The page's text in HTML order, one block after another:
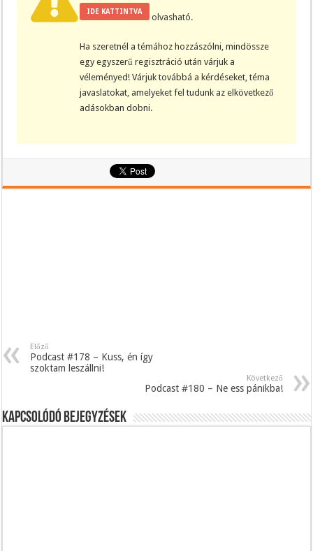
IDE KATTINTVA
olvasható.
Ha szeretnél a témához hozzászólni, mindössze
egy egyszerű regisztráció után várjuk a
véleményed! Várjuk továbbá a kérdéseket, téma
javaslatokat, amelyeket fel tudunk az elkövetkező
adásokban dobni.
Előző
Podcast #178 – Kuss, én így
szoktam leszállni!
Következő
Podcast #180 – Ne ess pánikba!
Kapcsolódó bejegyzések